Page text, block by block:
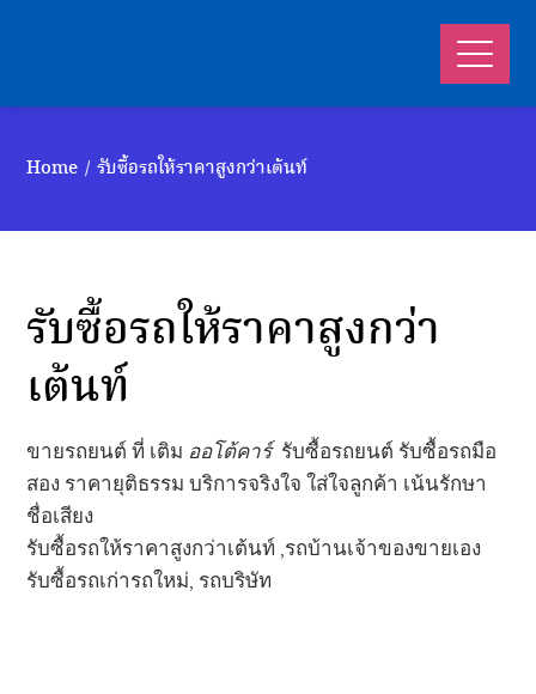
Home รับซื้อรถให้ราคาสูงกว่าเต้นท์
รับซื้อรถให้ราคาสูงกว่า
เต้นท์
ขายรถยนต์ ที่ เติม ออโต้คาร์ รับซื้อรถยนต์ รับซื้อรถมือ
สอง ราคายุติธรรม บริการจริงใจ ใส่ใจลูกค้า เน้นรักษา
ชื่อเสียง
รับซื้อรถให้ราคาสูงกว่าเต้นท์ ,รถบ้านเจ้าของขายเอง
รับซื้อรถเก่ารถใหม่, รถบริษัท